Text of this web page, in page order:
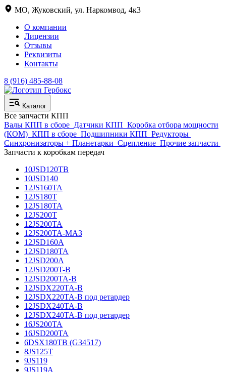
МО, Жуковский, ул. Наркомвод, 4к3
О компании
Лицензии
Отзывы
Реквизиты
Контакты
8 (916) 485-88-08
Каталог
Все запчасти КПП
Валы КПП в сборе Датчики КПП Коробка отбора мощности
(КОМ) КПП в сборе Подшипники КПП Редукторы
Синхронизаторы + Планетарки Сцепление Прочие запчасти
Запчасти к коробкам передач
10JSD120TB
10JSD140
12JS160TA
12JS180T
12JS180TA
12JS200T
12JS200TA
12JS200TA-МАЗ
12JSD160A
12JSD180TA
12JSD200A
12JSD200T-B
12JSD200TA-B
12JSDX220TA-B
12JSDX220TA-B под ретардер
12JSDX240TA-B
12JSDX240TA-B под ретардер
16JS200TA
16JSD200TA
6DSX180TB (G34517)
8JS125T
9JS119
9JS119A